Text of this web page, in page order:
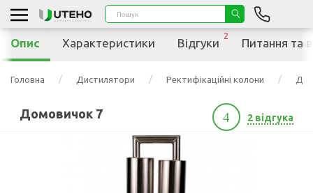
Головна Дистилятори Ректифікаційні колони
Домовичок 7 4 2 відгука
Опис Характеристики Відгуки
2
Питання та